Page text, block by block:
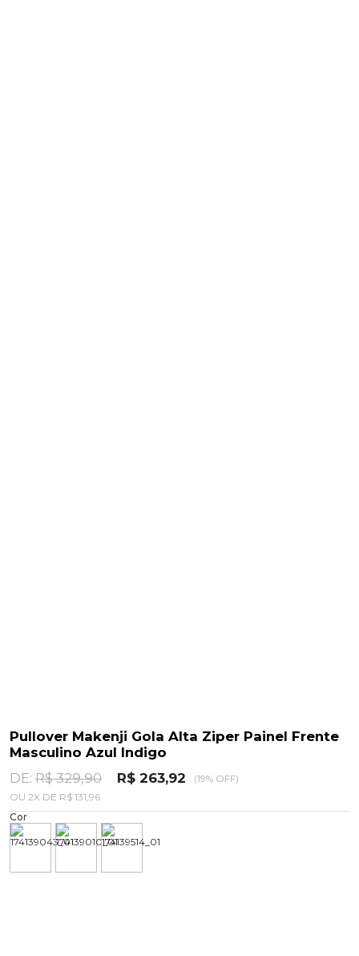
Pullover Makenji Gola Alta Ziper Painel Frente
Masculino Azul Indigo
DE: R$ 329,90 R$ 263,92
(19% OFF)
OU 2X DE R$ 131,96
Cor